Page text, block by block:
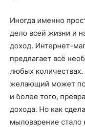
Иногда именно
дело всей жизни и
доход. Интернет-
предлагает всё
любых
желающий может
и более того,
дохода. Но как
мыловарение стало